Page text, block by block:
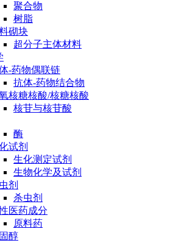
聚合物
树脂
砌块
超分子主体材料
-药物偶联链
抗体-药物结合物
核糖核酸/核糖核酸
核苷与核苷酸
酶
试剂
生化测定试剂
生物化学及试剂
剂
杀虫剂
医药成分
原料药
醇